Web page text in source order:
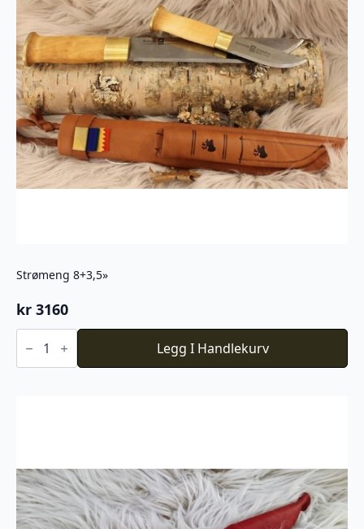
Strømeng 8+3,5»
kr 3160
Strømeng
8+3,5'' Legg I Handlekurv